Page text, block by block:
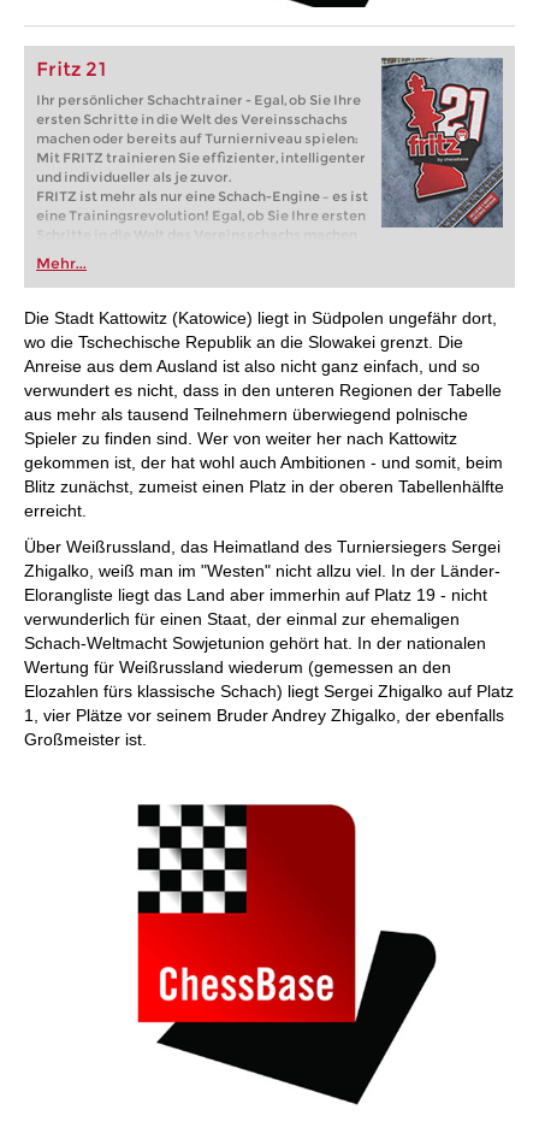
Fritz 21
Ihr persönlicher Schachtrainer - Egal, ob Sie Ihre
ersten Schritte in die Welt des Vereinsschachs
machen oder bereits auf Turnierniveau spielen:
Mit FRITZ trainieren Sie effizienter, intelligenter
und individueller als je zuvor.
FRITZ ist mehr als nur eine Schach-Engine – es ist
eine Trainingsrevolution! Egal, ob Sie Ihre ersten
Schritte in die Welt des Vereinsschachs machen
oder bereits auf Turnierniveau spielen: Mit
FRITZ trainieren Sie effizienter, intelligenter und
individueller als je zuvor.
Mehr...
Die Stadt Kattowitz (Katowice) liegt in Südpolen ungefähr dort,
wo die Tschechische Republik an die Slowakei grenzt. Die
Anreise aus dem Ausland ist also nicht ganz einfach, und so
verwundert es nicht, dass in den unteren Regionen der Tabelle
aus mehr als tausend Teilnehmern überwiegend polnische
Spieler zu finden sind. Wer von weiter her nach Kattowitz
gekommen ist, der hat wohl auch Ambitionen - und somit, beim
Blitz zunächst, zumeist einen Platz in der oberen Tabellenhälfte
erreicht.
Über Weißrussland, das Heimatland des Turniersiegers Sergei
Zhigalko, weiß man im "Westen" nicht allzu viel. In der Länder-
Elorangliste liegt das Land aber immerhin auf Platz 19 - nicht
verwunderlich für einen Staat, der einmal zur ehemaligen
Schach-Weltmacht Sowjetunion gehört hat. In der nationalen
Wertung für Weißrussland wiederum (gemessen an den
Elozahlen fürs klassische Schach) liegt Sergei Zhigalko auf Platz
1, vier Plätze vor seinem Bruder Andrey Zhigalko, der ebenfalls
Großmeister ist.